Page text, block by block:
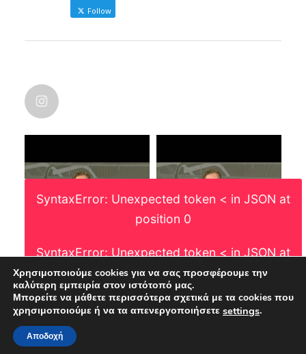
Follow
Οι χάρτες λένε πάντα την αλήθεια. Και
του χαρτογράφου, είναι η γεωγραφική
φαινομένων.
Μια που δεν το είδα κάπου. Και αφού
ακόμη, οι μεταβολές του πληθυσμού
nicolas_karanikolas
SyntaxError: Unexpected token < in JSON at
position 0
SyntaxError: Unexpected token < in JSON at
position 0
Χρησιμοποιούμε cookies για να σας προσφέρουμε την
καλύτερη εμπειρία στον ιστότοπό μας.
Μπορείτε να μάθετε περισσότερα σχετικά με τα cookies που
χρησιμοποιούμε ή να τα απενεργοποιήσετε settings.
Αποδοχή